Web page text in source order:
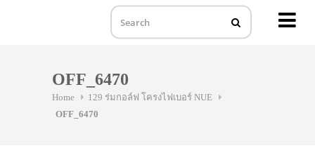
OFF_6470
Home
129 ร่มกอล์ฟ โครงไฟเบอร์ NUE
OFF_6470